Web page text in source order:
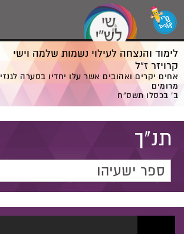
לימוד והנצחה לעילוי נשמות שלמה וישי
קרויזר ז”ל
אחים יקרים ואהובים אשר עלו יחדיו בסערה לגנזי
מרומים
ב' בכסלו תשס”ח
תנ"ך
ספר ישעיהו